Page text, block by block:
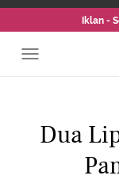
Iklan -
Dua